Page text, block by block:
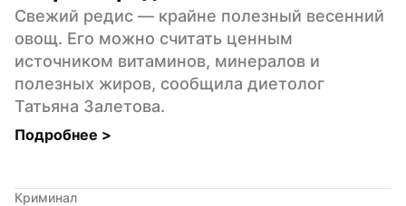
Свежий редис — крайне полезный весенний
овощ. Его можно считать ценным
источником витаминов, минералов и
полезных жиров, сообщила диетолог
Татьяна Залетова.
Подробнее >
Криминал